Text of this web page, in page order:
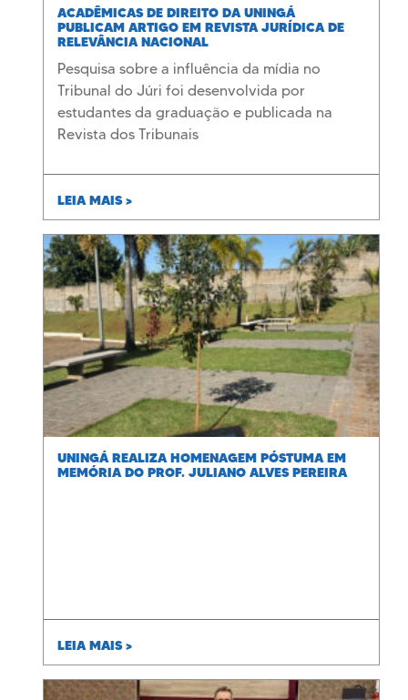
ACADÊMICAS DE DIREITO DA UNINGÁ
PUBLICAM ARTIGO EM REVISTA JURÍDICA DE
RELEVÂNCIA NACIONAL
Pesquisa sobre a influência da mídia no
Tribunal do Júri foi desenvolvida por
estudantes da graduação e publicada na
Revista dos Tribunais
LEIA MAIS >
UNINGÁ REALIZA HOMENAGEM PÓSTUMA EM
MEMÓRIA DO PROF. JULIANO ALVES PEREIRA
LEIA MAIS >